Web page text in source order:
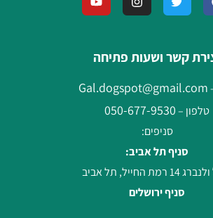
קשר ושעות פתיחה
Gal.dogspot@gmail.com
טלפון –050-677-9530
סניפים:
סניף תל אביב:
רמת החייל, תל אביב
סניף ירושלים